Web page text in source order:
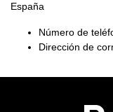
España
Número de
Dirección de